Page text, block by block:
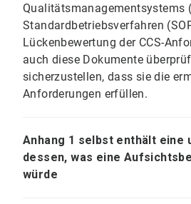
Qualitätsmanagementsystems
Standardbetriebsverfahren
Lückenbewertung der CCS-
auch diese Dokumente
sicherzustellen, dass sie die
Anforderungen erfüllen.
Anhang 1 selbst enthält eine
dessen, was eine
würde